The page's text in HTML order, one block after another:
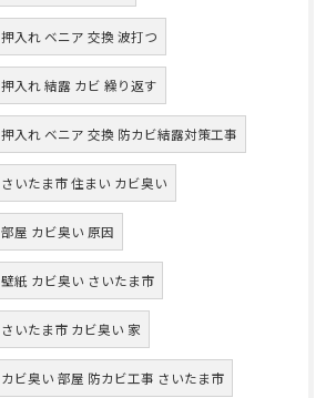
押入れ ベニア 交換 波打つ
押入れ 結露 カビ 繰り返す
押入れ ベニア 交換 防カビ結露対策工事
さいたま市 住まい カビ臭い
部屋 カビ臭い 原因
壁紙 カビ臭い さいたま市
さいたま市 カビ臭い 家
カビ臭い 部屋 防カビ工事 さいたま市